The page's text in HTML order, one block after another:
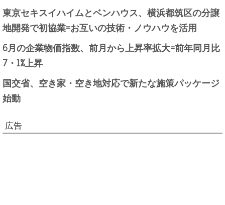
東京セキスイハイムとベンハウス、横浜都筑区の分譲
地開発で初協業=お互いの技術・ノウハウを活用
6月の企業物価指数、前月から上昇率拡大=前年同月比
7・1%上昇
国交省、空き家・空き地対応で新たな施策パッケージ
始動
広告